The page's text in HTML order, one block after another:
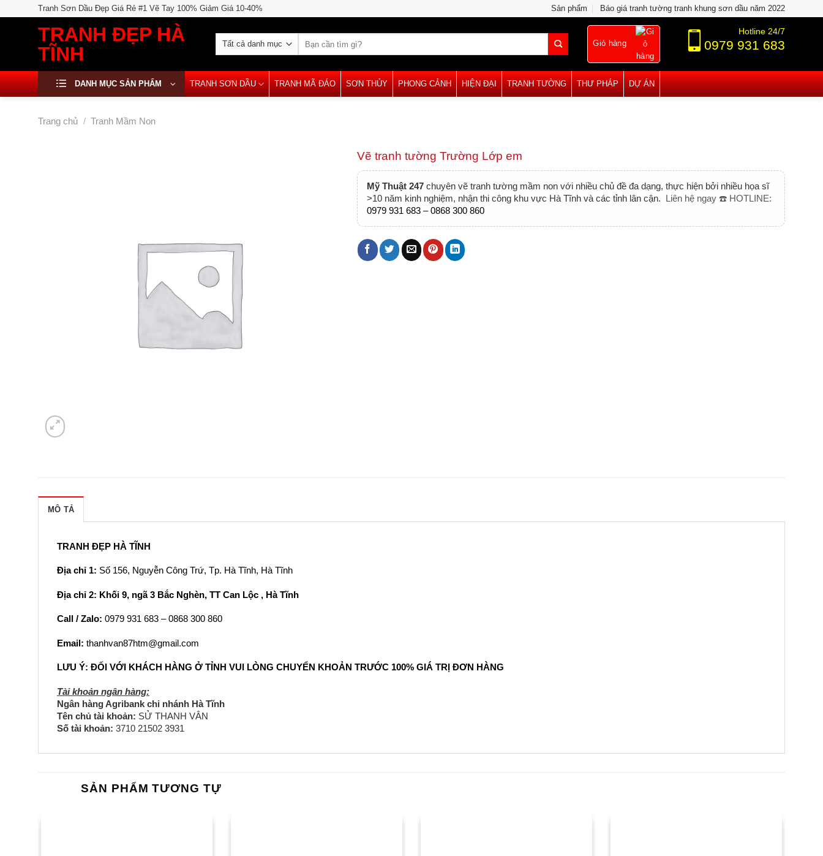
to
Tranh Sơn Dầu Đẹp Giá Rẻ #1 Vẽ Tay 100% Giảm Giá 10-40% Sản phẩm Báo giá tranh tường tranh khung sơn dầu năm 2022
TRANH ĐẸP HÀ
TĨNH
kiếm:
Giỏ hàng
Hotline 24/7
0979 931 683
DANH MỤC SẢN PHẨM TRANH SƠN DẦU TRANH MÃ ĐÁO SƠN THỦY PHONG CẢNH HIỆN ĐẠI TRANH TƯỜNG THƯ PHÁP DỰ ÁN
Trang chủ / Tranh Mầm Non
Vẽ tranh tường Trường Lớp em
Mỹ Thuật 247chuyên vẽ tranh tường mầm non với nhiều chủ đề đa dạng, thực hiện bởi nhiều họa sĩ
>10 năm kinh nghiệm, nhận thi công khu vực Hà Tĩnh và các tỉnh lân cận. Liên hệ ngay ☎️ HOTLINE:
0979 931 683 – 0868 300 860
MÔ TẢ
TRANH ĐẸP HÀ TĨNH
Địa chỉ 1: Số 156, Nguyễn Công Trứ, Tp. Hà Tĩnh, Hà Tĩnh
Địa chỉ 2: Khối 9, ngã 3 Bắc Nghèn, TT Can Lộc , Hà Tĩnh
Call / Zalo: 0979 931 683 – 0868 300 860
Email: thanhvan87htm@gmail.com
LƯU Ý: ĐỐI VỚI KHÁCH HÀNG Ở TỈNH VUI LÒNG CHUYỂN KHOẢN TRƯỚC 100% GIÁ TRỊ ĐƠN HÀNG
Tài khoản ngân hàng:
Ngân hàng Agribank chi nhánh Hà Tĩnh
Tên chủ tài khoản: SỬ THANH VÂN
Số tài khoản: 3710 21502 3931
SẢN PHẨM TƯƠNG TỰ